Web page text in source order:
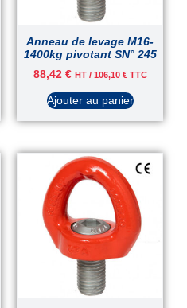
Anneau de levage M16-
1400kg pivotant SN° 245
88,42 € HT / 106,10 €TTC
Ajouter au panier